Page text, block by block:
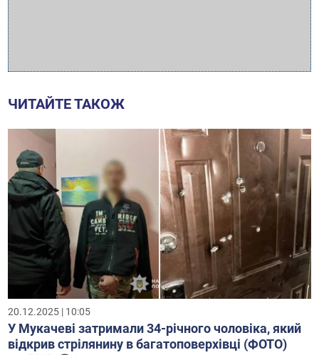
ЧИТАЙТЕ ТАКОЖ
20.12.2025 | 10:05
У Мукачеві затримали 34-річного чоловіка, який
відкрив стрілянину в багатоповерхівці (ФОТО)